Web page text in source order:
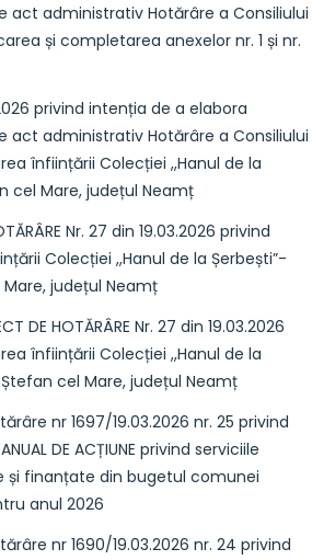
act administrativ Hotărâre a Consiliului
și completarea anexelor nr. 1 și nr.
privind intenția de a elabora
act administrativ Hotărâre a Consiliului
înființării Colecției ,,Hanul de la
cel Mare, județul Neamț
Nr. 27 din 19.03.2026 privind
Colecției ,,Hanul de la Șerbești”-
județul Neamț
DE HOTĂRÂRE Nr. 27 din 19.03.2026
înființării Colecției ,,Hanul de la
cel Mare, județul Neamț
nr 1697/19.03.2026 nr. 25 privind
DE ACȚIUNE privind serviciile
și finanțate din bugetul comunei
anul 2026
nr 1690/19.03.2026 nr. 24 privind